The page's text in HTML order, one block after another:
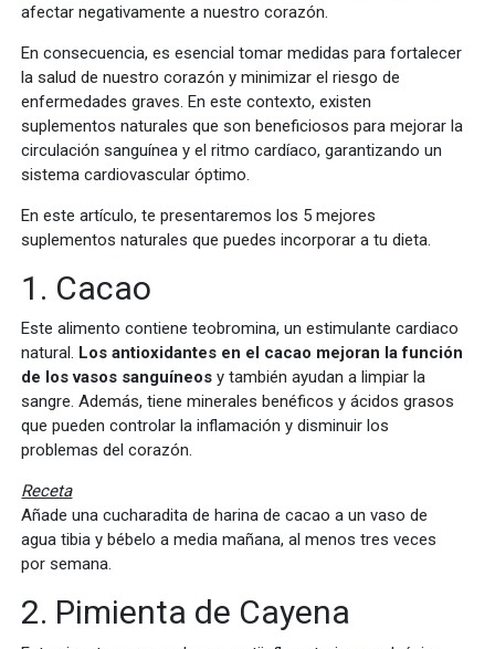
afectar negativamente a nuestro corazón.
En consecuencia, es esencial tomar medidas para fortalecer
la salud de nuestro corazón y minimizar el riesgo de
enfermedades graves. En este contexto, existen
suplementos naturales que son beneficiosos para mejorar la
circulación sanguínea y el ritmo cardíaco, garantizando un
sistema cardiovascular óptimo.
En este artículo, te presentaremos los 5 mejores
suplementos naturales que puedes incorporar a tu dieta.
1. Cacao
Este alimento contiene teobromina, un estimulante cardiaco
natural. Los antioxidantes en el cacao mejoran la función
de los vasos sanguíneos y también ayudan a limpiar la
sangre. Además, tiene minerales benéficos y ácidos grasos
que pueden controlar la inflamación y disminuir los
problemas del corazón.
Receta
Añade una cucharadita de harina de cacao a un vaso de
agua tibia y bébelo a media mañana, al menos tres veces
por semana.
2. Pimienta de Cayena